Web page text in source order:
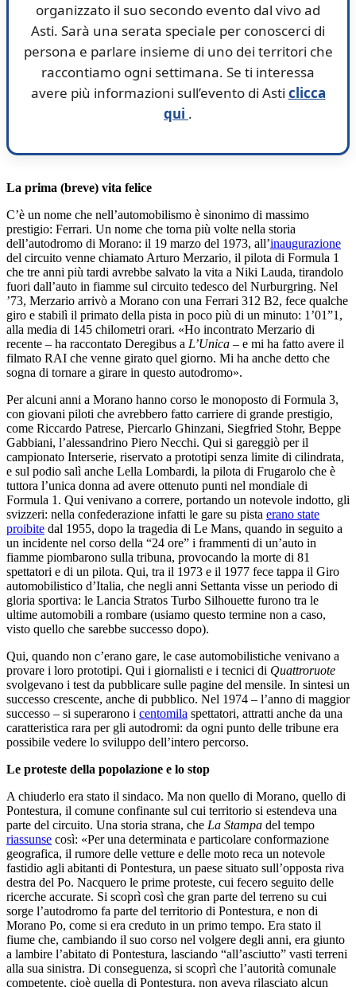
organizzato il suo secondo evento dal vivo ad
Asti. Sarà una serata speciale per conoscerci di
persona e parlare insieme di uno dei territori che
raccontiamo ogni settimana. Se ti interessa
avere più informazioni sull’evento di Asti clicca
qui .
La prima (breve) vita felice
C’è un nome che nell’automobilismo è sinonimo di massimo
prestigio: Ferrari. Un nome che torna più volte nella storia
dell’autodromo di Morano: il 19 marzo del 1973, all’inaugurazione
del circuito venne chiamato Arturo Merzario, il pilota di Formula 1
che tre anni più tardi avrebbe salvato la vita a Niki Lauda, tirandolo
fuori dall’auto in fiamme sul circuito tedesco del Nurburgring. Nel
’73, Merzario arrivò a Morano con una Ferrari 312 B2, fece qualche
giro e stabilì il primato della pista in poco più di un minuto: 1’01”1,
alla media di 145 chilometri orari. «Ho incontrato Merzario di
recente – ha raccontato Deregibus a L’Unica – e mi ha fatto avere il
filmato RAI che venne girato quel giorno. Mi ha anche detto che
sogna di tornare a girare in questo autodromo».
Per alcuni anni a Morano hanno corso le monoposto di Formula 3,
con giovani piloti che avrebbero fatto carriere di grande prestigio,
come Riccardo Patrese, Piercarlo Ghinzani, Siegfried Stohr, Beppe
Gabbiani, l’alessandrino Piero Necchi. Qui si gareggiò per il
campionato Interserie, riservato a prototipi senza limite di cilindrata,
e sul podio salì anche Lella Lombardi, la pilota di Frugarolo che è
tuttora l’unica donna ad avere ottenuto punti nel mondiale di
Formula 1. Qui venivano a correre, portando un notevole indotto, gli
svizzeri: nella confederazione infatti le gare su pista erano state
proibite dal 1955, dopo la tragedia di Le Mans, quando in seguito a
un incidente nel corso della “24 ore” i frammenti di un’auto in
fiamme piombarono sulla tribuna, provocando la morte di 81
spettatori e di un pilota. Qui, tra il 1973 e il 1977 fece tappa il Giro
automobilistico d’Italia, che negli anni Settanta visse un periodo di
gloria sportiva: le Lancia Stratos Turbo Silhouette furono tra le
ultime automobili a rombare (usiamo questo termine non a caso,
visto quello che sarebbe successo dopo).
Qui, quando non c’erano gare, le case automobilistiche venivano a
provare i loro prototipi. Qui i giornalisti e i tecnici di Quattroruote
svolgevano i test da pubblicare sulle pagine del mensile. In sintesi un
successo crescente, anche di pubblico. Nel 1974 – l’anno di maggior
successo – si superarono i centomila spettatori, attratti anche da una
caratteristica rara per gli autodromi: da ogni punto delle tribune era
possibile vedere lo sviluppo dell’intero percorso.
Le proteste della popolazione e lo stop
A chiuderlo era stato il sindaco. Ma non quello di Morano, quello di
Pontestura, il comune confinante sul cui territorio si estendeva una
parte del circuito. Una storia strana, che La Stampa del tempo
riassunse così: «Per una determinata e particolare conformazione
geografica, il rumore delle vetture e delle moto reca un notevole
fastidio agli abitanti di Pontestura, un paese situato sull’opposta riva
destra del Po. Nacquero le prime proteste, cui fecero seguito delle
ricerche accurate. Si scoprì così che gran parte del terreno su cui
sorge l’autodromo fa parte del territorio di Pontestura, e non di
Morano Po, come si era creduto in un primo tempo. Era stato il
fiume che, cambiando il suo corso nel volgere degli anni, era giunto
a lambire l’abitato di Pontestura, lasciando “all’asciutto” vasti terreni
alla sua sinistra. Di conseguenza, si scoprì che l’autorità comunale
competente, cioè quella di Pontestura, non aveva rilasciato alcun